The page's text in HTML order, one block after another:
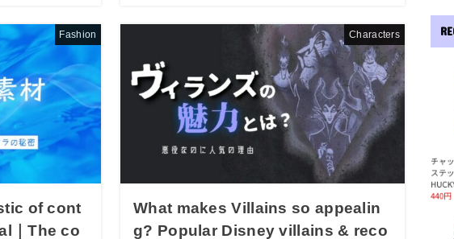
Fashion
of cont
｜The co
Characters
What makes Villains so appealin
g? Popular Disney villains & reco